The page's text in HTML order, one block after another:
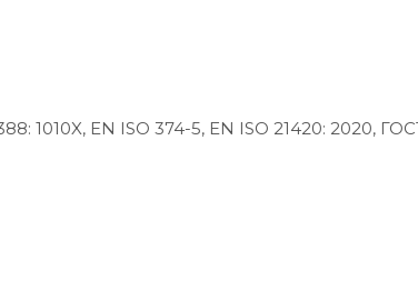
EN ISO 374-5, EN ISO 21420: 2020,